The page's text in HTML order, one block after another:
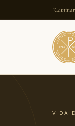
VIDA